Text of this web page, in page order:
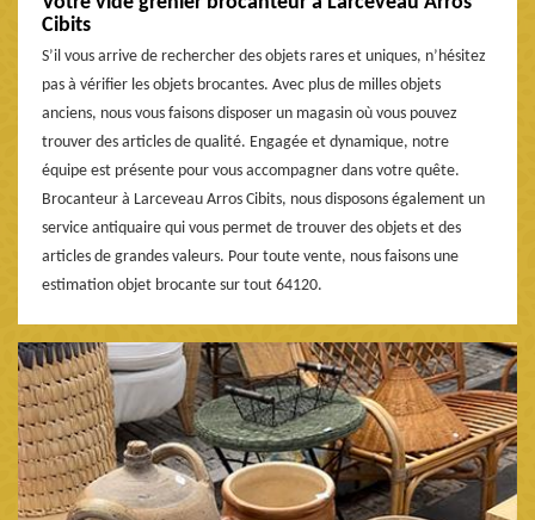
Cibits
S’il vous arrive de rechercher des objets rares et uniques, n’hésitez
pas à vérifier les objets brocantes. Avec plus de milles objets
anciens, nous vous faisons disposer un magasin où vous pouvez
trouver des articles de qualité. Engagée et dynamique, notre
équipe est présente pour vous accompagner dans votre quête.
Brocanteur à Larceveau Arros Cibits, nous disposons également un
service antiquaire qui vous permet de trouver des objets et des
articles de grandes valeurs. Pour toute vente, nous faisons une
estimation objet brocante sur tout 64120.